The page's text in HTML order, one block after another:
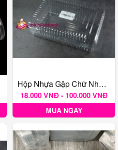
Hộp Nhựa Gập Chữ Nhật H55
18.000 VNĐ - 100.000 VNĐ
MUA NGAY